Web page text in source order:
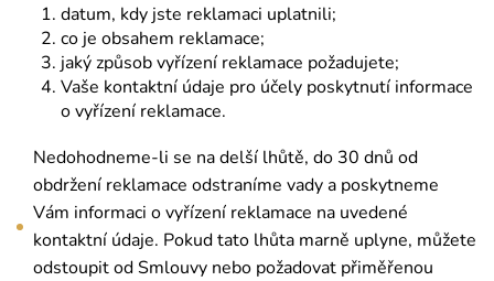
datum, kdy jste reklamaci uplatnili;
co je obsahem reklamace;
jaký způsob vyřízení reklamace požadujete;
Vaše kontaktní údaje pro účely poskytnutí informace
o vyřízení reklamace.
Nedohodneme-li se na delší lhůtě, do 30 dnů od
obdržení reklamace odstraníme vady a poskytneme
Vám informaci o vyřízení reklamace na uvedené
kontaktní údaje. Pokud tato lhůta marně uplyne, můžete
odstoupit od Smlouvy nebo požadovat přiměřenou